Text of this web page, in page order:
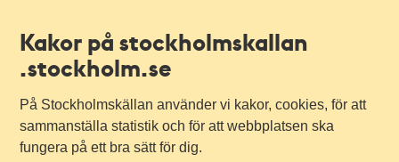
Kakor på stockholmskallan
.stockholm.se
På Stockholmskällan använder vi kakor, cookies, för att
sammanställa statistik och för att webbplatsen ska
fungera på ett bra sätt för dig.